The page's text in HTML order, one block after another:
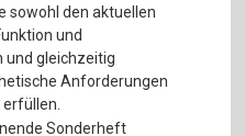
sowohl den aktuellen
und
und gleichzeitig
Anforderungen
Sonderheft